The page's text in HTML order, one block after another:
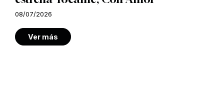
08/07/2026
Ver más